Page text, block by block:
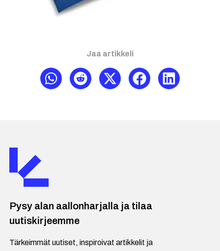
Jaa artikkeli
Pysy alan aallonharjalla ja tilaa
uutiskirjeemme
Tärkeimmät uutiset, inspiroivat artikkelit ja